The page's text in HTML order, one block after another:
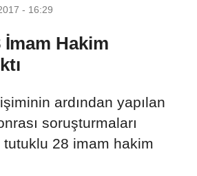
- 16:29
Hakim
ardından yapılan
soruşturmaları
tutuklu 28 imam hakim